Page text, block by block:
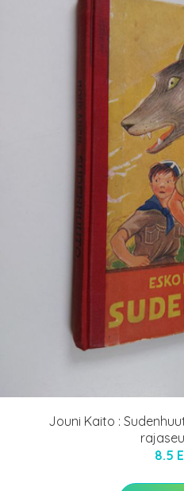
Jouni Kaito :
8.5